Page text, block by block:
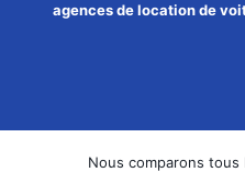
agences de location de
Nous comparons